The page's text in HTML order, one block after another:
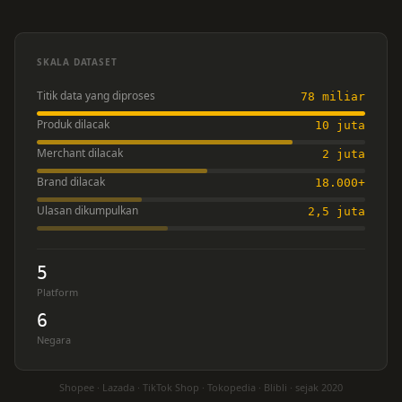
SKALA DATASET
Titik data yang diproses 78 miliar
Produk dilacak 10 juta
Merchant dilacak 2 juta
Brand dilacak 18.000+
Ulasan dikumpulkan 2,5 juta
5
Platform
6
Negara
Shopee · Lazada · TikTok Shop · Tokopedia · Blibli · sejak 2020